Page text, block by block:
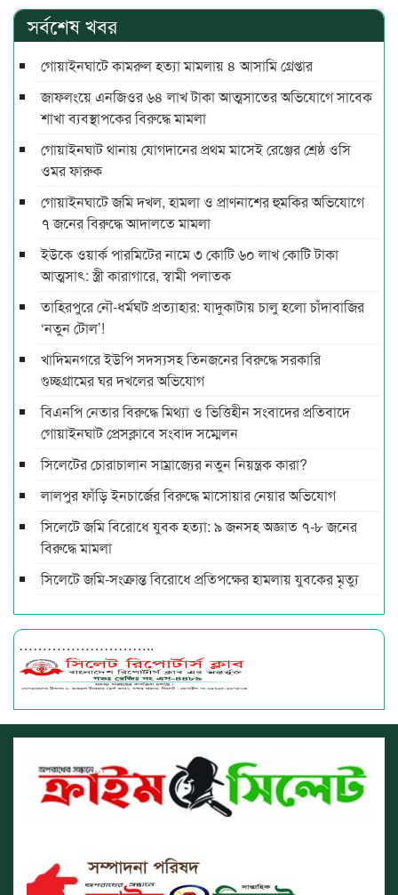
সর্বশেষ খবর
গোয়াইনঘাটে কামরুল হত্যা মামলায় ৪ আসামি গ্রেপ্তার
জাফলংয়ে এনজিওর ৬৪ লাখ টাকা আত্মসাতের অভিযোগে সাবেক
শাখা ব্যবস্থাপকের বিরুদ্ধে মামলা
গোয়াইনঘাট থানায় যোগদানের প্রথম মাসেই রেঞ্জের শ্রেষ্ঠ ওসি
ওমর ফারুক
গোয়াইনঘাটে জমি দখল, হামলা ও প্রাণনাশের হুমকির অভিযোগে
৭ জনের বিরুদ্ধে আদালতে মামলা
ইউকে ওয়ার্ক পারমিটের নামে ৩ কোটি ৬০ লাখ কোটি টাকা
আত্মসাৎ: স্ত্রী কারাগারে, স্বামী পলাতক
তাহিরপুরে নৌ-ধর্মঘট প্রত্যাহার: যাদুকাটায় চালু হলো চাঁদাবাজির
‘নতুন টোল’!
খাদিমনগরে ইউপি সদস্যসহ তিনজনের বিরুদ্ধে সরকারি
গুচ্ছগ্রামের ঘর দখলের অভিযোগ
বিএনপি নেতার বিরুদ্ধে মিথ্যা ও ভিত্তিহীন সংবাদের প্রতিবাদে
গোয়াইনঘাট প্রেসক্লাবে সংবাদ সম্মেলন
সিলেটের চোরাচালান সাম্রাজ্যের নতুন নিয়ন্ত্রক কারা?
লালপুর ফাঁড়ি ইনচার্জের বিরুদ্ধে মাসোয়ার নেয়ার অভিযোগ
সিলেটে জমি বিরোধে যুবক হত্যা: ৯ জনসহ অজ্ঞাত ৭-৮ জনের
বিরুদ্ধে মামলা
সিলেটে জমি-সংক্রান্ত বিরোধে প্রতিপক্ষের হামলায় যুবকের মৃত্যু
………………………..